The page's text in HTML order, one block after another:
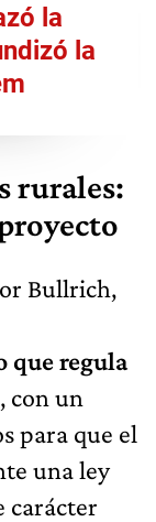
la
la
rurales:
Bullrich,
que regula
, con un
para que el
una ley
carácter